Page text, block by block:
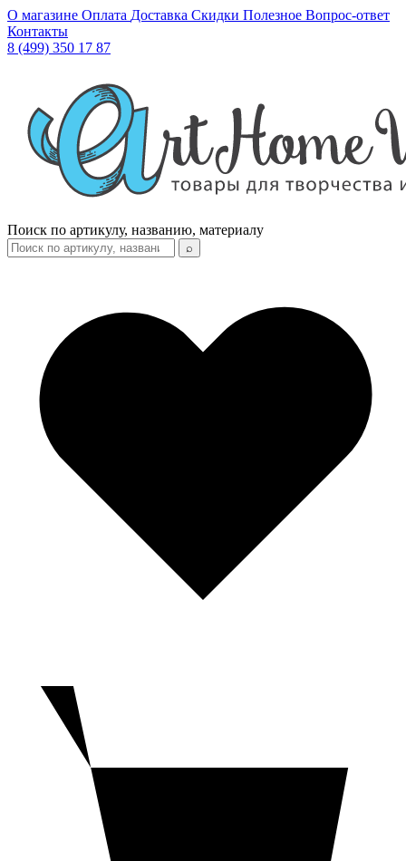
О магазине Оплата Доставка Скидки Полезное Вопрос-ответ
Контакты
8 (499) 350 17 87
Поиск по артикулу, названию, материалу
⌕